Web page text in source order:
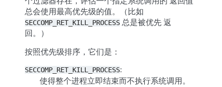
总会使用最高优先级的值。（比如
SECCOMP_RET_KILL_PROCESS 总是被优先 返
回。）
按照优先级排序，它们是：
SECCOMP_RET_KILL_PROCESS:
使得整个进程立即结束而不执行系统调用。